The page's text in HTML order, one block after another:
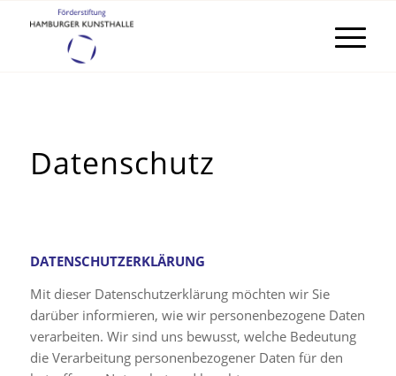
Datenschutz
DATENSCHUTZERKLÄRUNG
Mit dieser Datenschutzerklärung möchten wir Sie
darüber informieren, wie wir personenbezogene Daten
verarbeiten. Wir sind uns bewusst, welche Bedeutung
die Verarbeitung personenbezogener Daten für den